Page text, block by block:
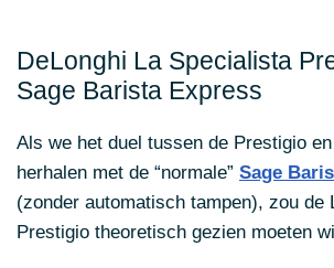
DeLonghi La Specialista
Sage Barista Express
Als we het duel tussen de Prestigio
herhalen met de “normale” Sage
(zonder automatisch tampen), zou de
Prestigio theoretisch gezien moeten